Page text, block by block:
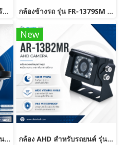
JC261 กล้องติดรถยนต์ AI พร้อม GPS 4G LTE กล้องหน้า-ในรถ ระบบ ADAS และติดตามรถแบบเรียลไทม์ กล้องข้างรถ รุ่น FR-1379SM (700TVL)
กล้อง AHD สำหรับรถยนต์ รุ่น AH-13E ความละเอียด 720P
New
กล้อง AHD สำหรับรถยนต์ รุ่น AR-13B2MR ความละเอียด HD 720P